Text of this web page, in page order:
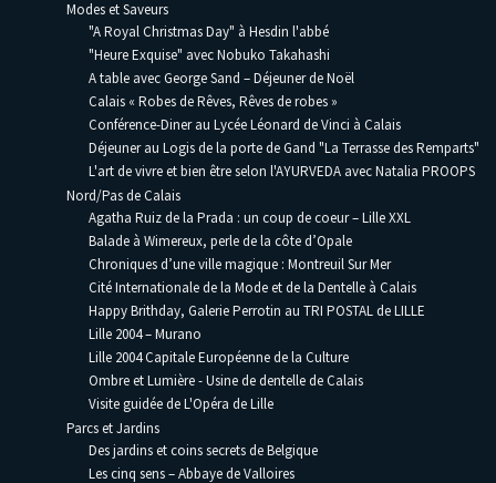
Modes et Saveurs
"A Royal Christmas Day" à Hesdin l'abbé
"Heure Exquise" avec Nobuko Takahashi
A table avec George Sand – Déjeuner de Noël
Calais « Robes de Rêves, Rêves de robes »
Conférence-Diner au Lycée Léonard de Vinci à Calais
Déjeuner au Logis de la porte de Gand "La Terrasse des Remparts"
L'art de vivre et bien être selon l'AYURVEDA avec Natalia PROOPS
Nord/Pas de Calais
Agatha Ruiz de la Prada : un coup de coeur – Lille XXL
Balade à Wimereux, perle de la côte d’Opale
Chroniques d’une ville magique : Montreuil Sur Mer
Cité Internationale de la Mode et de la Dentelle à Calais
Happy Brithday, Galerie Perrotin au TRI POSTAL de LILLE
Lille 2004 – Murano
Lille 2004 Capitale Européenne de la Culture
Ombre et Lumière - Usine de dentelle de Calais
Visite guidée de L'Opéra de Lille
Parcs et Jardins
Des jardins et coins secrets de Belgique
Les cinq sens – Abbaye de Valloires